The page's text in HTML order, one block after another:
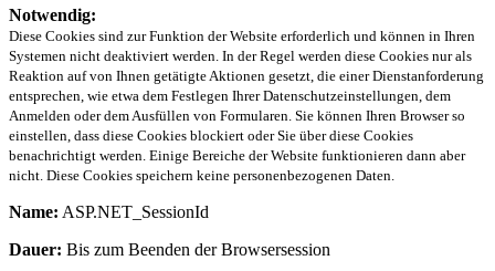
Notwendig:
Diese Cookies sind zur Funktion der Website erforderlich und können in Ihren
Systemen nicht deaktiviert werden. In der Regel werden diese Cookies nur als
Reaktion auf von Ihnen getätigte Aktionen gesetzt, die einer Dienstanforderung
entsprechen, wie etwa dem Festlegen Ihrer Datenschutzeinstellungen, dem
Anmelden oder dem Ausfüllen von Formularen. Sie können Ihren Browser so
einstellen, dass diese Cookies blockiert oder Sie über diese Cookies
benachrichtigt werden. Einige Bereiche der Website funktionieren dann aber
nicht. Diese Cookies speichern keine personenbezogenen Daten.
Name: ASP.NET_SessionId
Dauer: Bis zum Beenden der Browsersession